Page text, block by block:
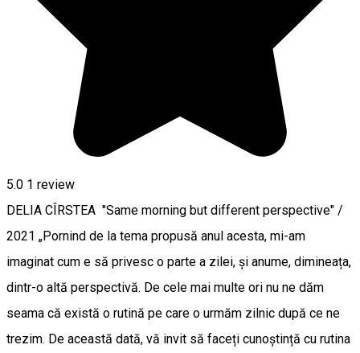
5.0 1 review
DELIA CÎRSTEA "Same morning but different perspective" /
2021 „Pornind de la tema propusă anul acesta, mi-am
imaginat cum e să privesc o parte a zilei, și anume, dimineața,
dintr-o altă perspectivă. De cele mai multe ori nu ne dăm
seama că există o rutină pe care o urmăm zilnic după ce ne
trezim. De această dată, vă invit să faceți cunoștință cu rutina